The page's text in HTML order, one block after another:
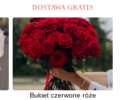
DOSTAWA GRATIS
Bukiet czerwone róże